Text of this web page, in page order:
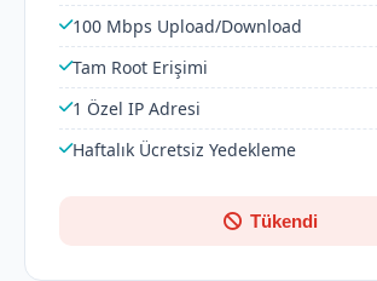
100 Mbps Upload/Download
Tam Root Erişimi
1 Özel IP Adresi
Haftalık Ücretsiz Yedekleme
Tükendi